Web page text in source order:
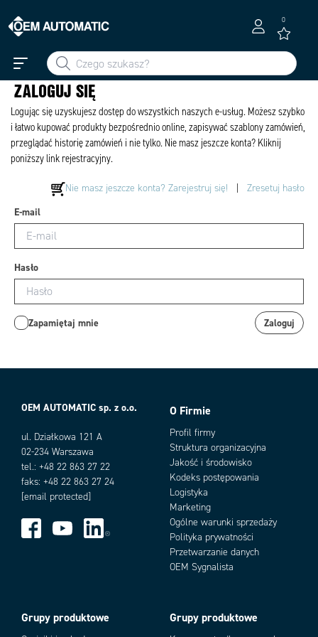
0
ZALOGUJ SIĘ
Logując się uzyskujesz dostęp do wszystkich naszych e-usług. Możesz szybko
i łatwo kupować produkty bezpośrednio online, zapisywać szablony zamówień,
przeglądać historię zamówień i nie tylko. Nie masz jeszcze konta? Kliknij
poniższy link rejestracyjny.
Nie masz jeszcze konta? Zarejestruj się! Zresetuj hasło
E-mail
Hasło
Zapamiętaj mnie Zaloguj
OEM AUTOMATIC sp. z o.o.
ul. Działkowa 121 A
02-234 Warszawa
tel.: +48 22 863 27 22
faks: +48 22 863 27 24
[email protected]
O Firmie
Profil firmy
Struktura organizacyjna
Jakość i środowisko
Kodeks postępowania
Logistyka
Marketing
Ogólne warunki sprzedaży
Polityka prywatności
Przetwarzanie danych
OEM Sygnalista
Grupy produktowe Grupy produktowe